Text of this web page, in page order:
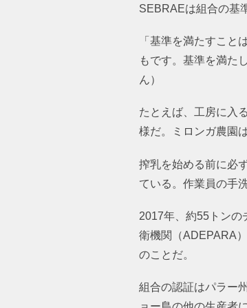
SEBRAEは組合の基
「基準を満たすこ
もです。基準を満た
様だ。ミロンガ農園
ている。作業員の手
衛機関（ADEPARA
ことだ。
ョー島の他の生産者